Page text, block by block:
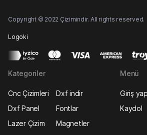
Copyright © 2022 Çizimindir. All rights reserved.
Logoki
Kategoriler
Cnc Çizimleri
Dxf indir
Dxf Panel
Fontlar
Lazer Çizim
Magnetler
Menü
Giriş yap
Kaydol